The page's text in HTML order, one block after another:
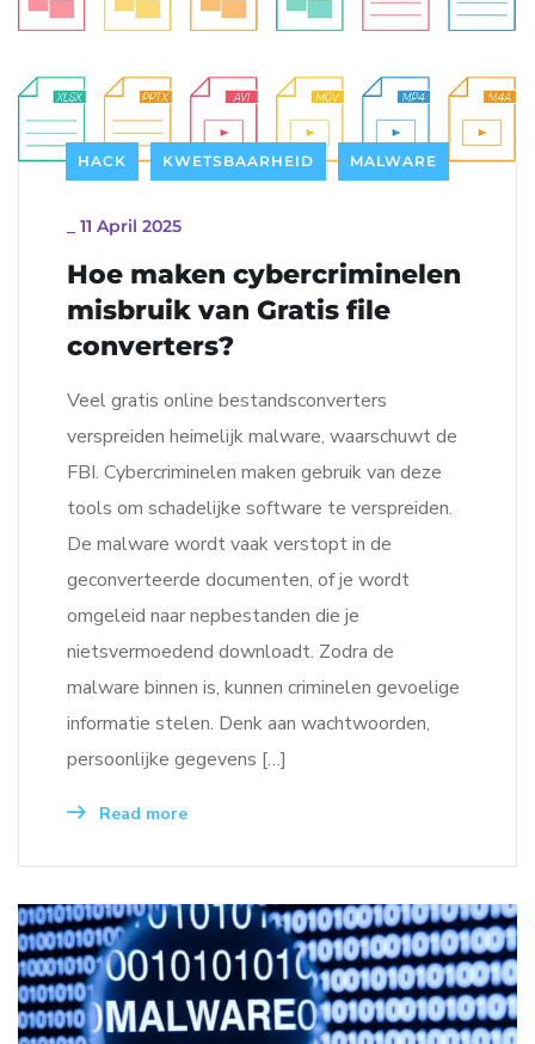
HACK KWETSBAARHEID MALWARE
11 April 2025
Hoe maken cybercriminelen
misbruik van Gratis file
converters?
Veel gratis online bestandsconverters
verspreiden heimelijk malware, waarschuwt de
FBI. Cybercriminelen maken gebruik van deze
tools om schadelijke software te verspreiden.
De malware wordt vaak verstopt in de
geconverteerde documenten, of je wordt
omgeleid naar nepbestanden die je
nietsvermoedend downloadt. Zodra de
malware binnen is, kunnen criminelen gevoelige
informatie stelen. Denk aan wachtwoorden,
persoonlijke gegevens […]
Read more